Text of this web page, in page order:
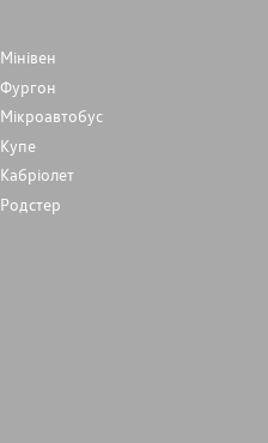
Мінівен
Фургон
Мікроавтобус
Купе
Кабріолет
Родстер